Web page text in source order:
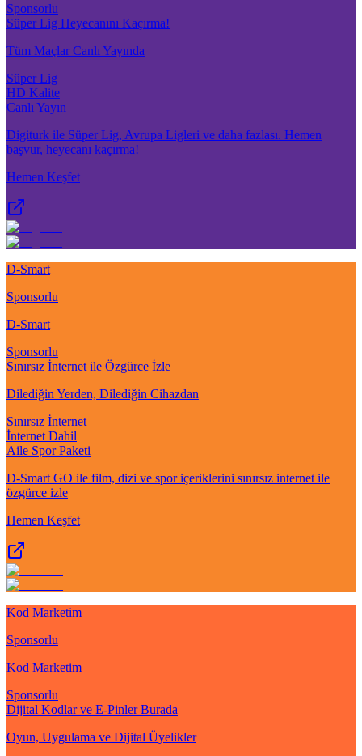
Sponsorlu
Süper Lig Heyecanını Kaçırma!
Tüm Maçlar Canlı Yayında
Süper Lig
HD Kalite
Canlı Yayın
Digiturk ile Süper Lig, Avrupa Ligleri ve daha fazlası. Hemen
başvur, heyecanı kaçırma!
Hemen Keşfet
D-Smart
Sponsorlu
D-Smart
Sponsorlu
Sınırsız İnternet ile Özgürce İzle
Dilediğin Yerden, Dilediğin Cihazdan
Sınırsız İnternet
İnternet Dahil
Aile Spor Paketi
D-Smart GO ile film, dizi ve spor içeriklerini sınırsız internet ile
özgürce izle
Hemen Keşfet
Kod Marketim
Sponsorlu
Kod Marketim
Sponsorlu
Dijital Kodlar ve E-Pinler Burada
Oyun, Uygulama ve Dijital Üyelikler